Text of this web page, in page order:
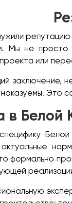
Мы не просто
или
заключение,
Это
в
формально